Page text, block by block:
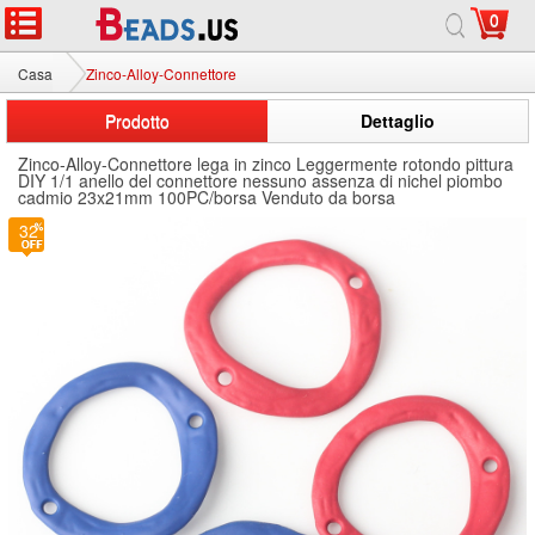
0
Casa Zinco-Alloy-Connettore
Prodotto
Dettaglio
Zinco-Alloy-Connettore lega in zinco Leggermente rotondo pittura
DIY 1/1 anello del connettore nessuno assenza di nichel piombo
cadmio 23x21mm 100PC/borsa Venduto da borsa